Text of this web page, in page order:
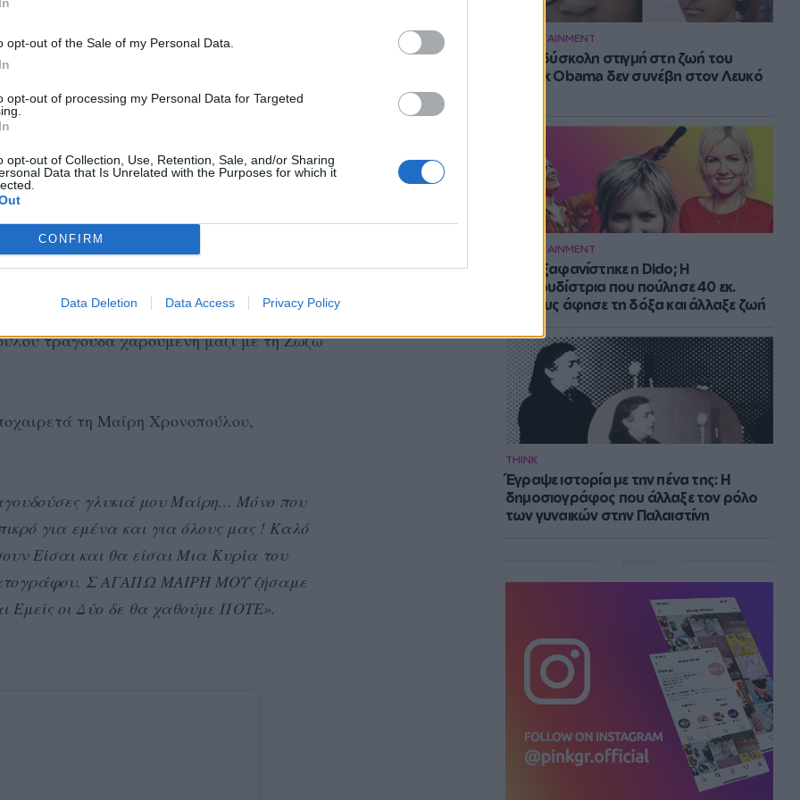
opt-out of the Sale of my Personal Data.
opt-out of processing my Personal Data for Targeted
opt-out of Collection, Use, Retention, Sale, and/or Sharing
Data that Is Unrelated with the Purposes for which it
CONFIRM
Data Deletion Data Access Privacy Policy
ENTERTAINMENT
Η πιο δύσκολη στιγμή στη ζωή του
Barack Obama δεν συνέβη στον Λευκό
ENTERTAINMENT
Πού εξαφανίστηκε η Dido; Η
τραγουδίστρια που πούλησε 40 εκ.
δίσκους άφησε τη δόξα και άλλαξε ζωή
THINK
Έγραψε ιστορία με την πένα της: Η
δημοσιογράφος που άλλαξε τον ρόλο
των γυναικών στην Παλαιστίνη
Μαίρη Χρονοπούλου,
μωρό μου. Ξεκουράσου! Και τα όνειρά σου
στην αείμνηστη ηθοποιό
και αφού έχουν ολοκληρώσει το
τραγουδά χαρούμενη μαζί με τη Ζωζώ
τη Μαίρη Χρονοπούλου,
γλυκιά μου Μαίρη… Μόνο που
για εμένα και για όλους μας ! Καλό
Είσαι και θα είσαι Μια Κυρία του
Σ ΑΓΑΠΩ ΜΑΙΡΗ ΜΟΥ ζήσαμε
Εμείς οι Δύο δε θα χαθούμε ΠΟΤΕ».